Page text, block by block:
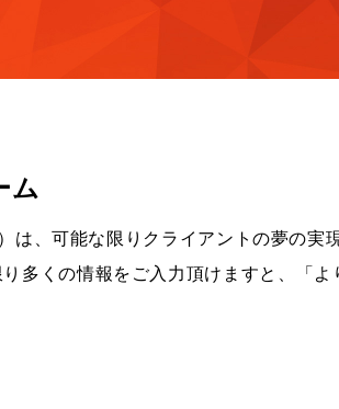
ム
は、可能な限りクライアントの夢の
多くの情報をご入力頂けますと、「